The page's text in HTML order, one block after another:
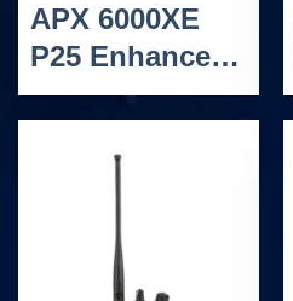
APX 6000XE
P25 Enhanced
Portable Radio
– Bộ Đàm P25
Single-Band